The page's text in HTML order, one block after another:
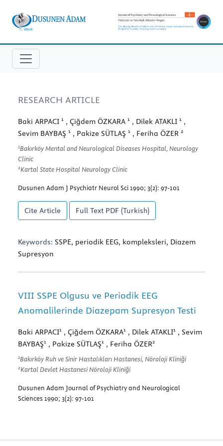
RESEARCH ARTICLE
Baki ARPACI 1 , Çiğdem ÖZKARA 1 , Dilek ATAKLI 1 ,
Sevim BAYBAŞ 1 , Pakize SÜTLAŞ 1 , Feriha ÖZER 2
1Bakırköy Mental and Neurological Diseases Hospital, Neurology
Clinic
2Kartal State Hospital Neurology Clinic
Dusunen Adam J Psychiatr Neurol Sci 1990; 3(2): 97-101
Cite Article Full Text PDF (Turkish)
Keywords: SSPE, periodik EEG, kompleksleri, Diazem
Supresyon
VIII SSPE Olgusu ve Periodik EEG
Anomalilerinde Diazepam Supresyon Testi
Baki ARPACI1 , Çiğdem ÖZKARA1 , Dilek ATAKLI1 , Sevim
BAYBAŞ1 , Pakize SÜTLAŞ1 , Feriha ÖZER2
1Bakırköy Ruh ve Sinir Hastalıkları Hastanesi, Nöroloji Kliniği
2Kartal Devlet Hastanesi Nöroloji Kliniği
Dusunen Adam Journal of Psychiatry and Neurological
Sciences 1990; 3(2): 97-101